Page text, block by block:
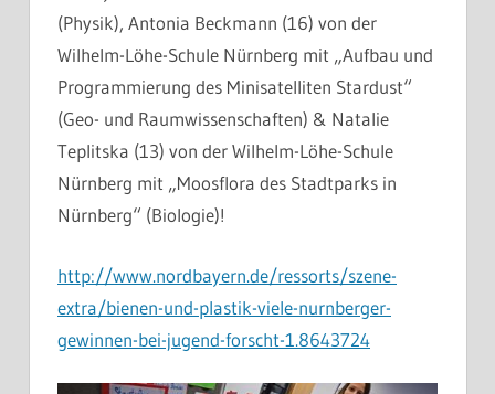
(Physik), Antonia Beckmann (16) von der
Wilhelm-Löhe-Schule Nürnberg mit „Aufbau und
Programmierung des Minisatelliten Stardust“
(Geo- und Raumwissenschaften) & Natalie
Teplitska (13) von der Wilhelm-Löhe-Schule
Nürnberg mit „Moosflora des Stadtparks in
Nürnberg“ (Biologie)!
http://www.nordbayern.de/ressorts/szene-
extra/bienen-und-plastik-viele-nurnberger-
gewinnen-bei-jugend-forscht-1.8643724